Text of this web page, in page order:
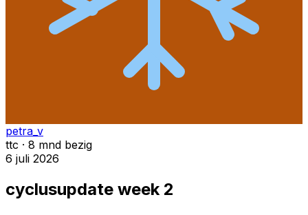
petra_v
ttc · 8 mnd bezig
6 juli 2026
cyclusupdate week 2